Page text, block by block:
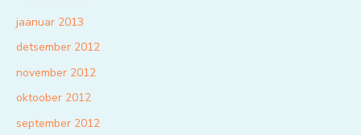
jaanuar 2013
detsember 2012
november 2012
oktoober 2012
september 2012